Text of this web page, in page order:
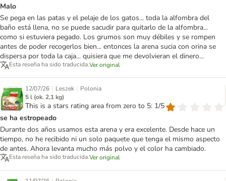
Malo
Se pega en las patas y el pelaje de los gatos... toda la alfombra del
baño está llena, no se puede sacudir para quitarlo de la alfombra...
como si estuviera pegado. Los grumos son muy débiles y se rompen
antes de poder recogerlos bien... entonces la arena sucia con orina se
dispersa por toda la caja... quisiera que me devolvieran el dinero...
Esta reseña ha sido traducida.Ver original
12/07/26 | Leszek | Polonia
5 l (ok. 2,1 kg)
This is a stars rating area from zero to 5: 1/5
se ha estropeado
Durante dos años usamos esta arena y era excelente. Desde hace un
tiempo, no he recibido ni un solo paquete que tenga el mismo aspecto
de antes. Ahora levanta mucho más polvo y el color ha cambiado.
Esta reseña ha sido traducida.Ver original